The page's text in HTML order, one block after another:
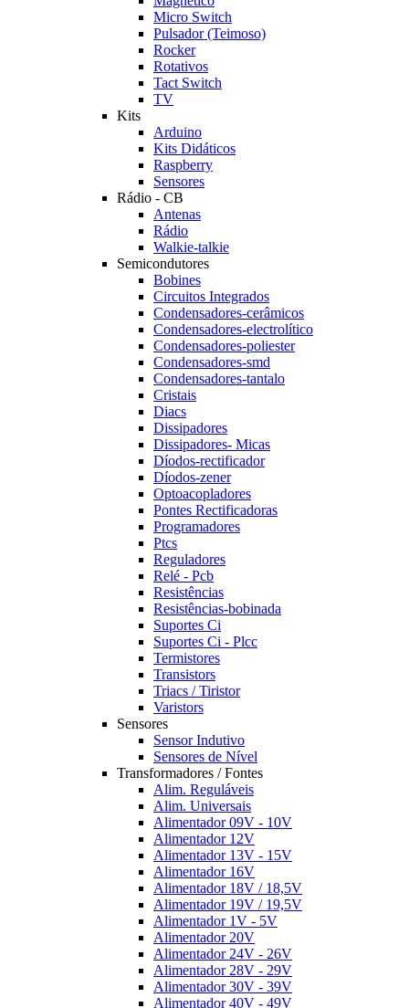
Micro Switch
Pulsador (Teimoso)
Rocker
Rotativos
Tact Switch
TV
Kits
Arduino
Kits Didáticos
Raspberry
Sensores
Rádio - CB
Antenas
Rádio
Walkie-talkie
Semicondutores
Bobines
Circuitos Integrados
Condensadores-cerâmicos
Condensadores-electrolítico
Condensadores-poliester
Condensadores-smd
Condensadores-tantalo
Cristais
Diacs
Dissipadores
Dissipadores- Micas
Díodos-rectificador
Díodos-zener
Optoacopladores
Pontes Rectificadoras
Programadores
Ptcs
Reguladores
Relé - Pcb
Resistências
Resistências-bobinada
Suportes Ci
Suportes Ci - Plcc
Termistores
Transistors
Triacs / Tiristor
Varistors
Sensores
Sensor Indutivo
Sensores de Nível
Transformadores / Fontes
Alim. Reguláveis
Alim. Universais
Alimentador 09V - 10V
Alimentador 12V
Alimentador 13V - 15V
Alimentador 16V
Alimentador 18V / 18,5V
Alimentador 19V / 19,5V
Alimentador 1V - 5V
Alimentador 20V
Alimentador 24V - 26V
Alimentador 28V - 29V
Alimentador 30V - 39V
Alimentador 40V - 49V